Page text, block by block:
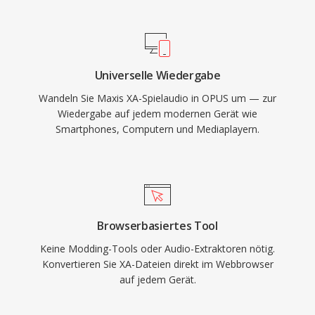
sodass jeder moderne Browser einen Opus-
Decoder mitbringt. WhatsApp, Discord, Zoom
und YouTube setzen alle auf Opus für Echtzeit-
Audio.
Universelle Wiedergabe
Wandeln Sie Maxis XA-Spielaudio in OPUS um — zur
Wiedergabe auf jedem modernen Gerät wie
Smartphones, Computern und Mediaplayern.
Browserbasiertes Tool
Keine Modding-Tools oder Audio-Extraktoren nötig.
Konvertieren Sie XA-Dateien direkt im Webbrowser
auf jedem Gerät.